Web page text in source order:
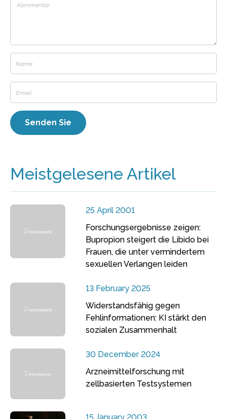
Meistgelesene Artikel
25 April 2001
Forschungsergebnisse zeigen:
Bupropion steigert die Libido bei
Frauen, die unter vermindertem
sexuellen Verlangen leiden
13 February 2025
Widerstandsfähig gegen
Fehlinformationen: KI stärkt den
sozialen Zusammenhalt
30 December 2024
Arzneimittelforschung mit
zellbasierten Testsystemen
15 January 2003